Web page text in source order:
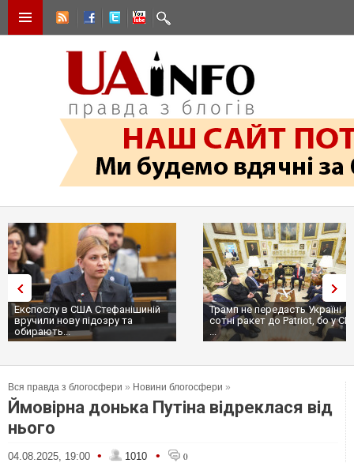
Експослу в США Стефанішиній
вручили нову підозру та
обирають...
Трамп не передасть Україні
сотні ракет до Patriot, бо у
...
Вся правда з блогосфери » Новини блогосфери »
Ймовірна донька Путіна відреклася від
нього
04.08.2025, 19:00 • 1010 • 0